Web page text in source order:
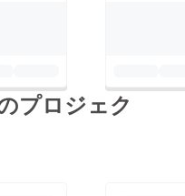
プロジェク